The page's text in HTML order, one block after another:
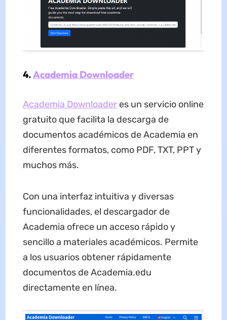
4.Academia Downloader
Academia Downloaderes un servicio online
gratuito que facilita la descarga de
documentos académicos de Academia en
diferentes formatos, como PDF, TXT, PPT y
muchos más.
Con una interfaz intuitiva y diversas
funcionalidades, el descargador de
Academia ofrece un acceso rápido y
sencillo a materiales académicos. Permite
a los usuarios obtener rápidamente
documentos de Academia.edu
directamente en línea.